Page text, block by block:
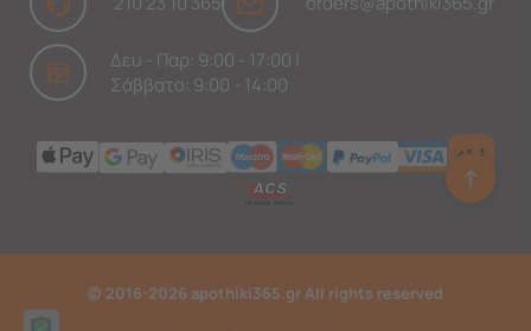
Δευ - Παρ: 9:00 - 17:00 |
Σάββατο: 9:00 - 14:00
↑
© 2016-2026 apothiki365.gr All rights reserved